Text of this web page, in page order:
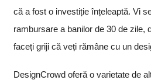
că a fost o investiție înțeleaptă. Vi
rambursare a banilor de 30 de zile,
faceți griji că veți rămâne cu un
DesignCrowd oferă o varietate de